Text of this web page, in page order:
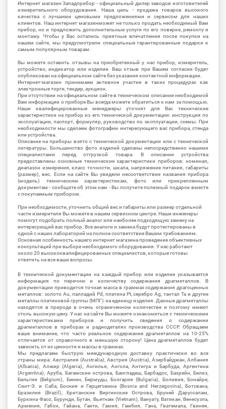
Интернет магазин Западприбор - официальный дилер заводов изготовителей
измерительного оборудования. Наша цель - продажа товаров высокого
качества с лучшими ценовыми предложениями и сервисом для наших
клиентов. Наш интернет магазинможет не только продать необходимый Вам
прибор, но и предложить дополнительные услуги по его поверке, ремонту и
монтажу. Чтобы у Вас остались приятные впечатления после покупки на
нашем сайте, мы предусмотрели специальные гарантированные подарки к
самым популярным товарам.
Вы можете оставить отзывы на приобретенный у нас прибор, измеритель,
устройство, индикатор или изделие. Ваш отзыв при Вашем согласии будет
опубликован на официальном сайте без указания контактной информации.
Интернет-магазин принимаем активное участие в таких процедурах как
электронные торги, тендер, аукцион.
При отсутствии на официальном сайте в техническом описании необходимой
Вам информации о приборе Вы всегда можете обратиться к нам за помощью.
Наши квалифицированные менеджеры уточнят для Вас технические
характеристики на прибор из его технической документации: инструкция по
эксплуатации, паспорт, формуляр, руководство по эксплуатации, схемы. При
необходимости мы сделаем фотографии интересующего вас прибора, стенда
или устройства.
Описание на приборы взято с технической документации или с технической
литературы. Большинство фото изделий сделаны непосредственно нашими
специалистами перед отгрузкой товара. В описании устройства
предоставлены основные технические характеристики приборов: номинал,
диапазон измерения, класс точности, шкала, напряжение питания, габариты
(размер), вес. Если на сайте Вы увидели несоответствие названия прибора
(модель) техническим характеристикам, фото или прикрепленным
документам - сообщите об этом нам - Вы получите полезный подарок вместе
с покупаемым прибором.
При необходимости, уточнить общий вес и габариты или размер отдельной
части измерителя Вы можете в нашем сервисном центре. Наши инженеры
помогут подобрать полный аналог или наиболее подходящую замену на
интересующий вас прибор. Все аналоги и замена будут протестированы в
одной с наших лабораторий на полное соответствие Вашим требованиям.
Основная особенность нашего интернет магазина проведение объективных
консультаций при выборе необходимого оборудования. У нас работают
около 20 высококвалифицированных специалистов, которые готовы
ответить на все ваши вопросы.
В технической документации на каждый прибор или изделие указывается
информация по перечню и количеству содержания драгметаллов. В
документации приводится точная масса в граммах содержания драгоценных
металлов: золото Au, палладий Pd, платина Pt, серебро Ag, тантал Ta и другие
металлы платиновой группы (МПГ) на единицу изделия. Данные драгметаллы
находятся в природе в очень ограниченном количестве и поэтому имеют
столь высокую цену. У нас на сайте Вы можете ознакомиться с техническими
характеристиками приборов и получить сведения о содержании
драгметаллов в приборах и радиодеталях производства СССР. Обращаем
ваше внимание, что часто реальное содержание драгметаллов на 10-25%
отличается от справочного в меньшую сторону! Цена драгметаллов будет
зависить от их ценности и массы в граммах.
Мы предлагаем быструю международную доставку практически во все
страны мира: Австралия (Australia), Австрия (Austria), Азербайджан, Албания
(Albania), Алжир (Algeria), Ангилья, Ангола, Антигуа и Барбуда, Аргентина
(Argentina), Аруба, Багамские острова, Бангладеш, Барбадос, Бахрейн, Белиз,
Бельгия (Belgium), Бенин, Бермуды, Болгария (Bulgaria), Боливия, Бонайре,
Синт-Э. и Саба, Босния и Герцеговина (Bosnia and Herzegovina), Ботсвана,
Бразилия (Brazil), Британские Виргинские Острова, Бруней Даруссалам,
Буркина Фасо, Бурунди, Бутан, Вьетнам (Vietnam), Вануату, Ватикан, Венесуэла,
Армения, Габон, Гайана, Гаити, Гамия, Гамбия, Гана, Гватемала, Гвинея,